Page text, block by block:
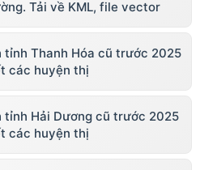
Tải về KML, file vector
tỉnh Thanh Hóa cũ trước 2025
các huyện thị
tỉnh Hải Dương cũ trước 2025
các huyện thị